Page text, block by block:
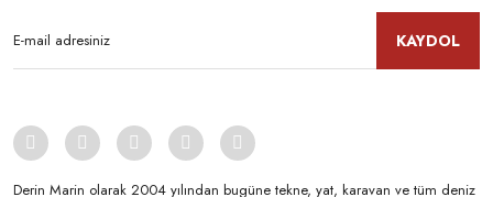
KAYDOL
Derin Marin olarak 2004 yılından bugüne tekne, yat, karavan ve tüm deniz